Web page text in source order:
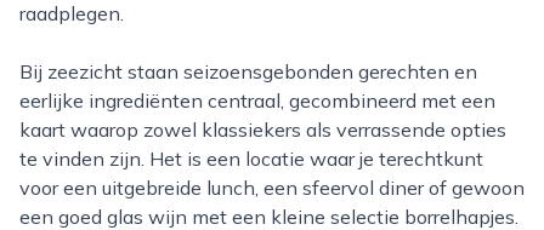
raadplegen.
Bij zeezicht staan seizoensgebonden gerechten en
eerlijke ingrediënten centraal, gecombineerd met een
kaart waarop zowel klassiekers als verrassende opties
te vinden zijn. Het is een locatie waar je terechtkunt
voor een uitgebreide lunch, een sfeervol diner of gewoon
een goed glas wijn met een kleine selectie borrelhapjes.